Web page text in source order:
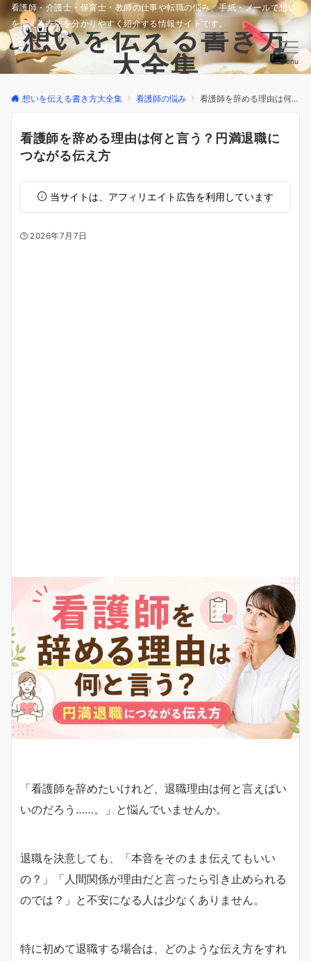
看護師・介護士・保育士・教師の仕事や転職の悩み、手紙・メールで想い
を伝える方法を分かりやすく紹介する情報サイトです。
想いを伝える書き方
大全集
Menu
想いを伝える書き方大全集 看護師の悩み 看護師を辞める理由は何と言う？円満退職につながる伝え方
看護師を辞める理由は何と言う？円満退職に
つながる伝え方
当サイトは、アフィリエイト広告を利用しています
2026年7月7日
「看護師を辞めたいけれど、退職理由は何と言えばい
いのだろう……。」と悩んでいませんか。
退職を決意しても、「本音をそのまま伝えてもいい
の？」「人間関係が理由だと言ったら引き止められる
のでは？」と不安になる人は少なくありません。
特に初めて退職する場合は、どのような伝え方をすれ